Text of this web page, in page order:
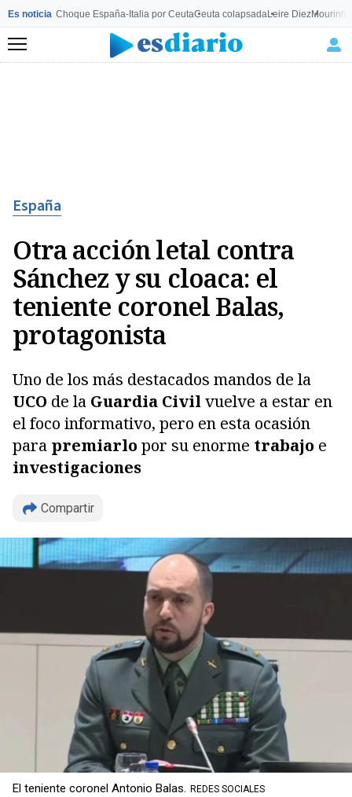
Es noticia Choque España-Italia por CeutaCeuta colapsadaLeire Diez
Menú
España
Otra acción letal contra
Sánchez y su cloaca: el
teniente coronel Balas,
protagonista
Uno de los más destacados mandos de la
UCO de la Guardia Civil vuelve a estar en
el foco informativo, pero en esta ocasión
para premiarlo por su enorme trabajo e
investigaciones
Compartir
Copiar
El teniente coronel Antonio Balas. REDES SOCIALES